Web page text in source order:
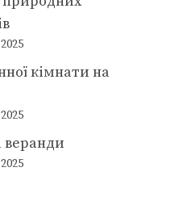
кімнати на
веранди